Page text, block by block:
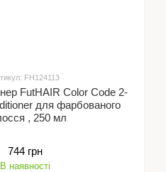
FH124113
FutHAIR Color Code 2-
для фарбованого
, 250 мл
744 грн
В наявності